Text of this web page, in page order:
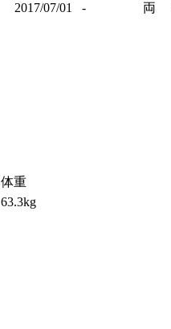
2017/07/01 - 両
体重
63.3kg